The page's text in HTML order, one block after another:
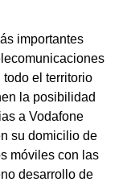
importantes
el territorio
la posibilidad
a Vodafone
su domicilio de
móviles con las
desarrollo de